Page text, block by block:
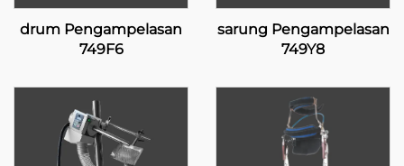
drum Pengampelasan
749F6
sarung Pengampelasan
749Y8